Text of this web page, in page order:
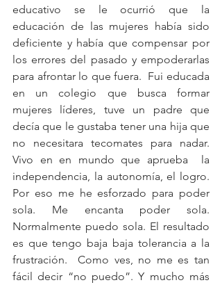
educativo se le ocurrió que la
educación de las mujeres había sido
deficiente y había que compensar por
los errores del pasado y empoderarlas
para afrontar lo que fuera.  Fui educada
en un colegio que busca formar
mujeres líderes, tuve un padre que
decía que le gustaba tener una hija que
no necesitara tecomates para nadar.
Vivo en en mundo que aprueba  la
independencia, la autonomía, el logro.
Por eso me he esforzado para poder
sola. Me encanta poder sola.
Normalmente puedo sola. El resultado
es que tengo baja baja tolerancia a la
frustración.  Como ves, no me es tan
fácil decir “no puedo”. Y mucho más